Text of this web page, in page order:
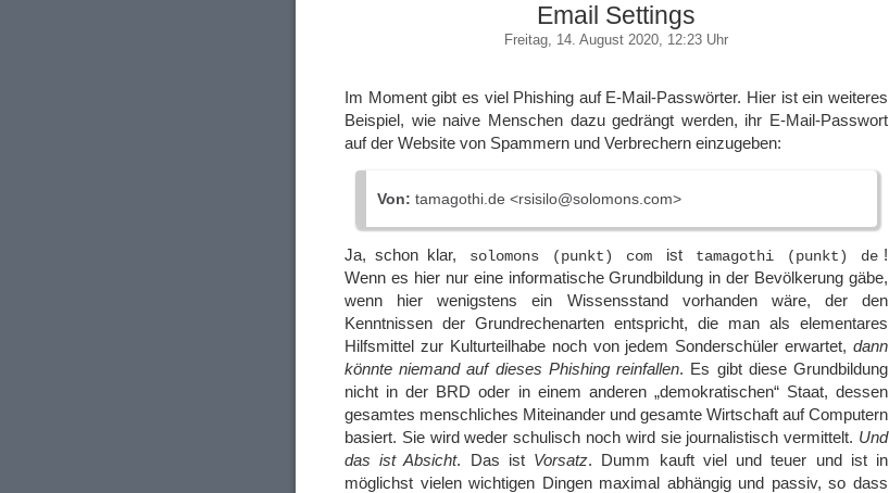
Email Settings
Freitag, 14. August 2020, 12:23 Uhr
Im Moment gibt es viel Phishing auf E-Mail-Passwörter. Hier ist ein weiteres
Beispiel, wie naive Menschen dazu gedrängt werden, ihr E-Mail-Passwort
auf der Website von Spammern und Verbrechern einzugeben:
Von: tamagothi.de <rsisilo@solomons.com>
Ja, schon klar, solomons (punkt) com ist tamagothi (punkt) de !
Wenn es hier nur eine informatische Grundbildung in der Bevölkerung gäbe,
wenn hier wenigstens ein Wissensstand vorhanden wäre, der den
Kenntnissen der Grundrechenarten entspricht, die man als elementares
Hilfsmittel zur Kulturteilhabe noch von jedem Sonderschüler erwartet, dann
könnte niemand auf dieses Phishing reinfallen. Es gibt diese Grundbildung
nicht in der BRD oder in einem anderen „demokratischen“ Staat, dessen
gesamtes menschliches Miteinander und gesamte Wirtschaft auf Computern
basiert. Sie wird weder schulisch noch wird sie journalistisch vermittelt. Und
das ist Absicht. Das ist Vorsatz. Dumm kauft viel und teuer und ist in
möglichst vielen wichtigen Dingen maximal abhängig und passiv, so dass